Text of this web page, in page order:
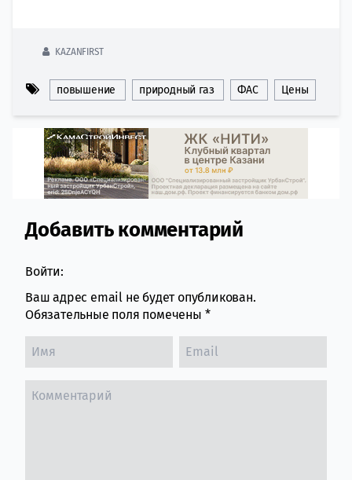
KAZANFIRST
повышение природный газ ФАС Цены
Comment section
Добавить комментарий
Войти:
Ваш адрес email не будет опубликован.
Обязательные поля помечены *